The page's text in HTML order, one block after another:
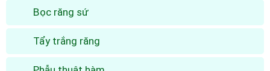
Bọc răng sứ
Tẩy trắng răng